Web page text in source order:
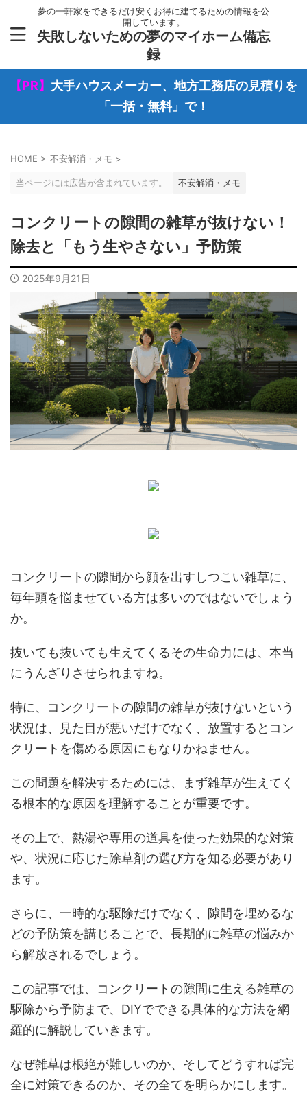
夢の一軒家をできるだけ安くお得に建てるための情報を公
開しています。
失敗しないための夢のマイホーム備忘
録
【PR】 大手ハウスメーカー、地方工務店の見積りを
「一括・無料」で！
HOME > 不安解消・メモ >
当ページには広告が含まれています。 不安解消・メモ
コンクリートの隙間の雑草が抜けない！
除去と「もう生やさない」予防策
2025年9月21日
コンクリートの隙間から顔を出すしつこい雑草に、
毎年頭を悩ませている方は多いのではないでしょう
か。
抜いても抜いても生えてくるその生命力には、本当
にうんざりさせられますね。
特に、コンクリートの隙間の雑草が抜けないという
状況は、見た目が悪いだけでなく、放置するとコン
クリートを傷める原因にもなりかねません。
この問題を解決するためには、まず雑草が生えてく
る根本的な原因を理解することが重要です。
その上で、熱湯や専用の道具を使った効果的な対策
や、状況に応じた除草剤の選び方を知る必要があり
ます。
さらに、一時的な駆除だけでなく、隙間を埋めるな
どの予防策を講じることで、長期的に雑草の悩みか
ら解放されるでしょう。
この記事では、コンクリートの隙間に生える雑草の
駆除から予防まで、DIYでできる具体的な方法を網
羅的に解説していきます。
なぜ雑草は根絶が難しいのか、そしてどうすれば完
全に対策できるのか、その全てを明らかにします。